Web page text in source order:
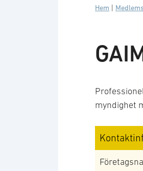
Hem
myndighet